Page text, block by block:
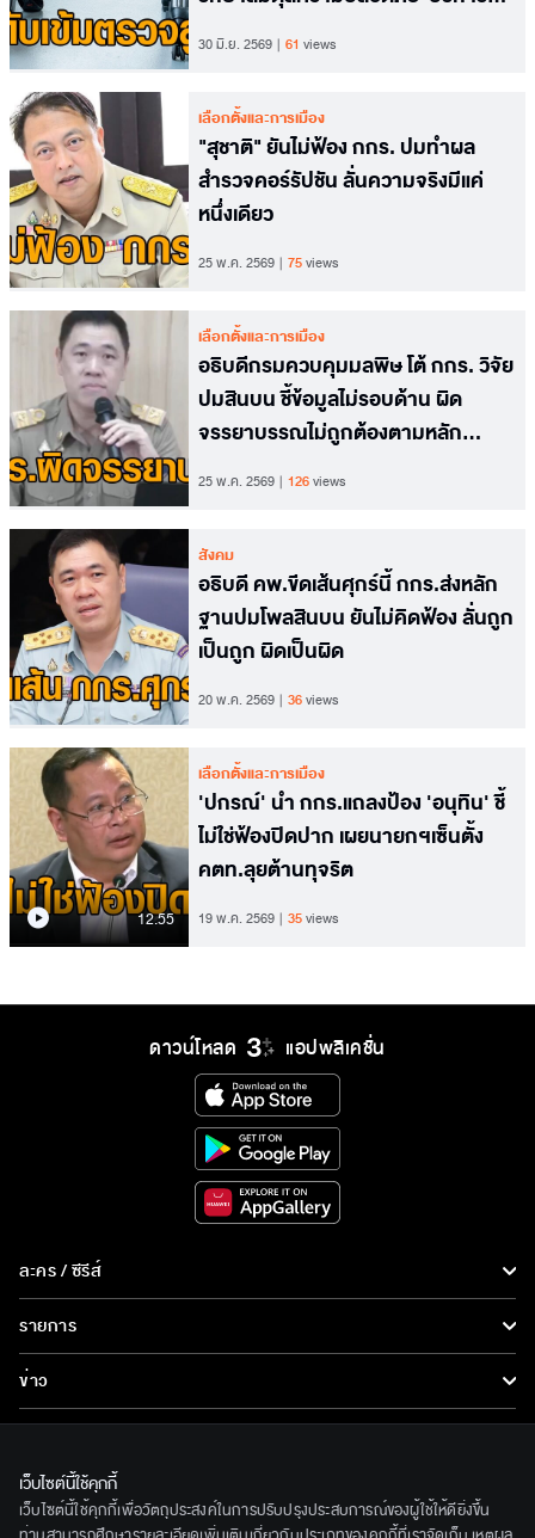
30 มิ.ย. 2569 61 views
เลือกตั้งและการเมือง
"สุชาติ" ยันไม่ฟ้อง กกร. ปมทำผล
สำรวจคอร์รัปชัน ลั่นความจริงมีแค่
หนึ่งเดียว
25 พ.ค. 2569 75views
เลือกตั้งและการเมือง
อธิบดีกรมควบคุมมลพิษ โต้ กกร. วิจัย
ปมสินบน ชี้ข้อมูลไม่รอบด้าน ผิด
จรรยาบรรณไม่ถูกต้องตามหลัก
25 พ.ค. 2569 126views
สังคม
อธิบดี คพ.ขีดเส้นศุกร์นี้ กกร.ส่งหลัก
ฐานปมโพลสินบน ยันไม่คิดฟ้อง ลั่นถูก
เป็นถูก ผิดเป็นผิด
20 พ.ค. 2569 36views
12.55
เลือกตั้งและการเมือง
'ปกรณ์' นำ กกร.แถลงป้อง 'อนุทิน' ชี้
ไม่ใช่ฟ้องปิดปาก เผยนายกฯเซ็นตั้ง
คตท.ลุยต้านทุจริต
19 พ.ค. 2569 35views
ดาวน์โหลด แอปพลิเคชั่น
ละคร / ซีรีส์
ละคร/ซีรีส์
ซีรีส์นานาชาติ
การ์ตูน & เกม
รายการ
รายการทั้งหมด
ข่าว
ข่าวทั้งหมด
ข่าวประชาสัมพันธ์
ทีวีออนไลน์
เกี่ยวกับเรา
BEC World
เว็บไซต์นี้ใช้คุกกี้
เว็บไซต์นี้ใช้คุกกี้เพื่อวัตถุประสงค์ในการปรับปรุงประสบการณ์ของผู้ใช้ให้ดียิ่งขึ้น